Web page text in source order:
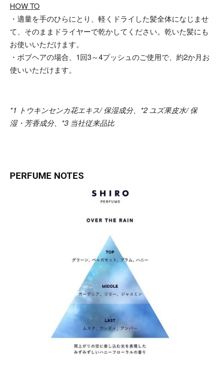
HOW TO
・適量を手のひらにとり、軽くドライした髪全体になじませ
て、そのままドライヤーで乾かしてください。乾いた髪にも
お使いいただけます。
・ボブヘアの場合、1回3～4プッシュのご使用で、約2か月お
使いいただけます。
*1 トウキンセンカ花エキス/ 保湿成分、*2 ユズ果皮水/ 保
湿・芳香成分、*3 当社従来品比
PERFUME NOTES